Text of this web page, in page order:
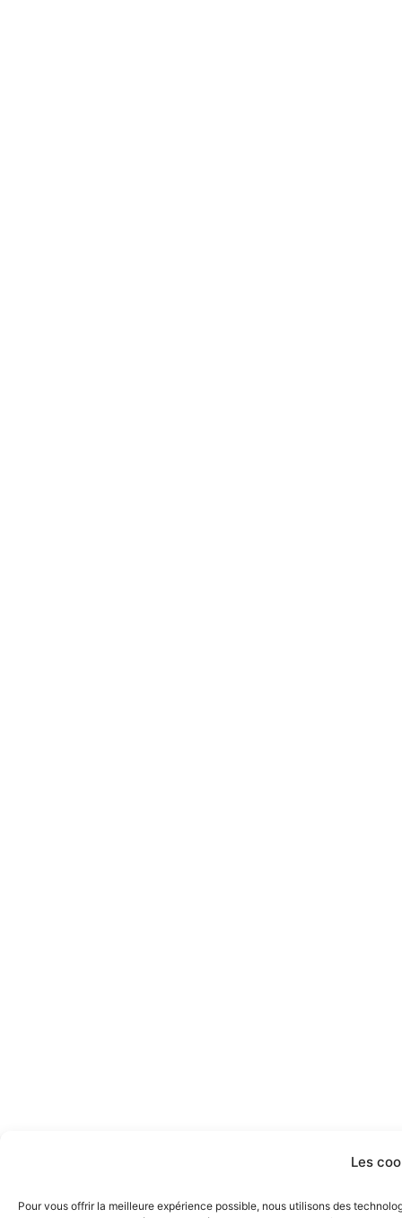
Les
Pour vous offrir la meilleure expérience possible, nous utilisons des